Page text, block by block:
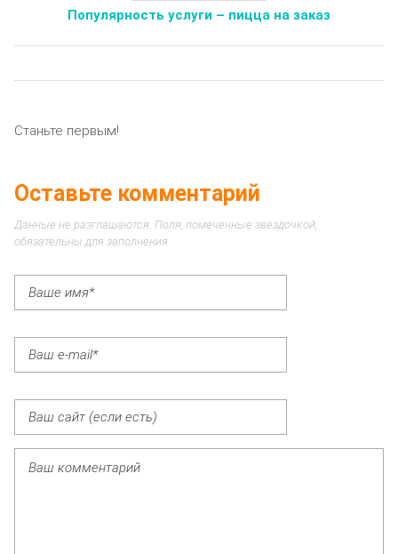
Популярность услуги – пицца на заказ
Станьте первым!
Оставьте комментарий
Данные не разглашаются. Поля, помеченные звездочкой,
обязательны для заполнения